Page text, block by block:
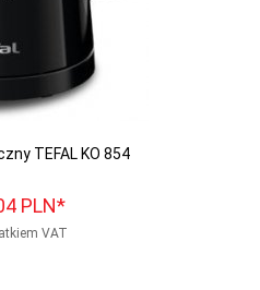
TEFAL KO 854
PLN*
VAT